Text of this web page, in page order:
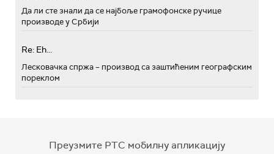
Да ли сте знали да се најбоље грамофонске ручице
производе у Србији
Re: Eh...
Лесковачка спржа – производ са заштићеним географским
пореклом
Преузмите РТС мобилну апликацију